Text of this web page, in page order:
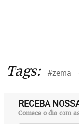
Tags: #zema
RECEBA
Comece o dia com